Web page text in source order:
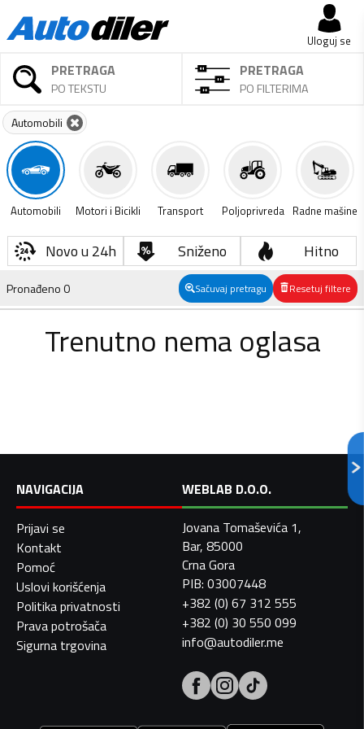
Uloguj se
PRETRAGA
PO TEKSTU
PRETRAGA
PO FILTERIMA
Automobili
Automobili Motori i Bicikli Transport Poljoprivreda Radne mašine
Novo u 24h Sniženo Hitno
Pronađeno0 Sačuvaj pretragu Resetuj filtere
Trenutno nema oglasa
NAVIGACIJA
Prijavi se
Kontakt
Pomoć
Uslovi korišćenja
Politika privatnosti
Prava potrošača
Sigurna trgovina
WEBLAB D.O.O.
Jovana Tomaševića 1,
Bar, 85000
Crna Gora
PIB: 03007448
+382 (0) 67 312 555
+382 (0) 30 550 099
info@autodiler.me